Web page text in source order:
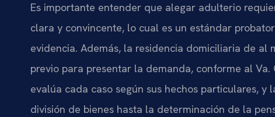
Es importante entender que alegar adulterio
clara y convincente, lo cual es un estándar
evidencia. Además, la residencia domiciliaria de al
previo para presentar la demanda, conforme al
evalúa cada caso según sus hechos particulares,
división de bienes hasta la determinación de la